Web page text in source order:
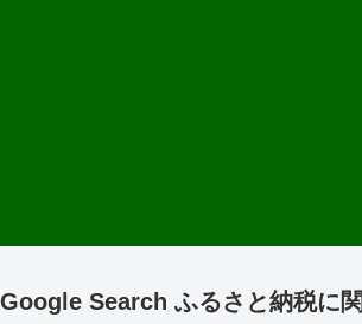
Google Search ふるさと納税に